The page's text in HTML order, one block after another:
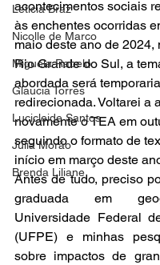
Letícia Braz
Nicolle de Marco
Miguela Rabelo
Glaucia Torres
Lucicleide Santos
Júlia Morão
Brenda Liliane
acontecimentos sociais
às enchentes ocorridas
maio deste ano de 2024,
Rio Grande do Sul, a
abordada será
redirecionada. Voltarei a
novamente o TEA em
seguindo o formato de
início em março deste
Antes de tudo, preciso
graduada em
Universidade Federal
(UFPE) e minhas
sobre impactos de